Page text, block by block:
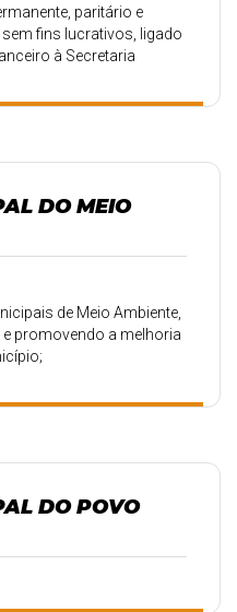
paritário e
fins lucrativos, ligado
à Secretaria
deliberativo, consultivo,
DO MEIO
de Meio Ambiente,
promovendo a melhoria
DO POVO